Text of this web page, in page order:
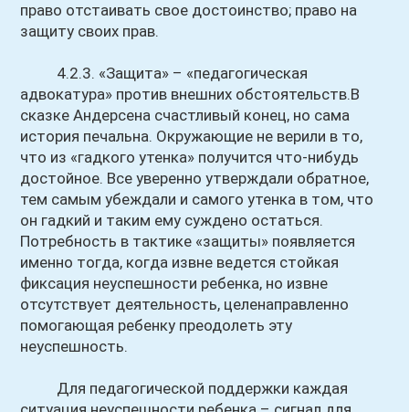
право отстаивать свое достоинство; право на
защиту своих прав.
4.2.3. «Защита» – «педагогическая
адвокатура» против внешних обстоятельств.В
сказке Андерсена счастливый конец, но сама
история печальна. Окружающие не верили в то,
что из «гадкого утенка» получится что-нибудь
достойное. Все уверенно утверждали обратное,
тем самым убеждали и самого утенка в том, что
он гадкий и таким ему суждено остаться.
Потребность в тактике «защиты» появляется
именно тогда, когда извне ведется стойкая
фиксация неуспешности ребенка, но извне
отсутствует деятельность, целенаправленно
помогающая ребенку преодолеть эту
неуспешность.
Для педагогической поддержки каждая